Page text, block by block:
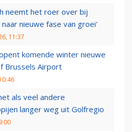
neemt het roer over bij
naar nieuwe fase van groei'
11:37
komende winter nieuwe
Brussels Airport
als veel andere
langer weg uit Golfregio